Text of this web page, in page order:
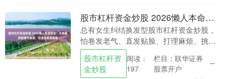
股市杠杆资金炒股 2026懒人本命发型！不挑脸的锁骨气垫烫，巨显温柔氛围感
总有女生纠结换发型股市杠杆资金炒股，
怕卷发老气、直发贴脸、打理麻烦、挑脸
型！ 今天给大家安利一款零踩雷、百搭万
能的韩式锁骨气垫烫，凭借温柔自然的发
尾弧度，成为今....
股市杠杆资
金炒股
阅读：
197
栏目：联华证券
股票开户